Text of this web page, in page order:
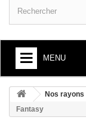
MENU
ARTS ET SOCIÉTÉ
LITTÉRATURE
Nos rayons
Fantasy